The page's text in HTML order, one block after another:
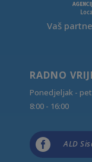
Vaš
RADNO
Ponedjeljak -
8:00 - 16:00
 ALD